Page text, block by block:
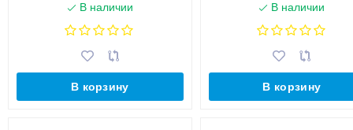
В наличии
В корзину
В наличии
В корзину